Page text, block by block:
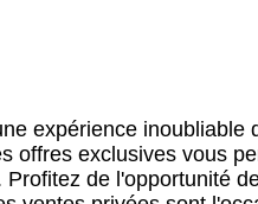
expérience inoubliable
offres exclusives vous
de l'opportunité